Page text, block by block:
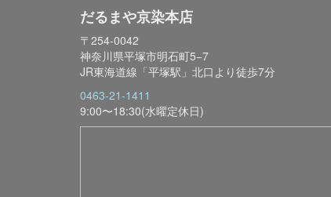
だるまや京染本店
〒254-0042
神奈川県平塚市明石町5−7
JR東海道線「平塚駅」北口より徒歩7分
0463-21-1411
9:00〜18:30(水曜定休日)